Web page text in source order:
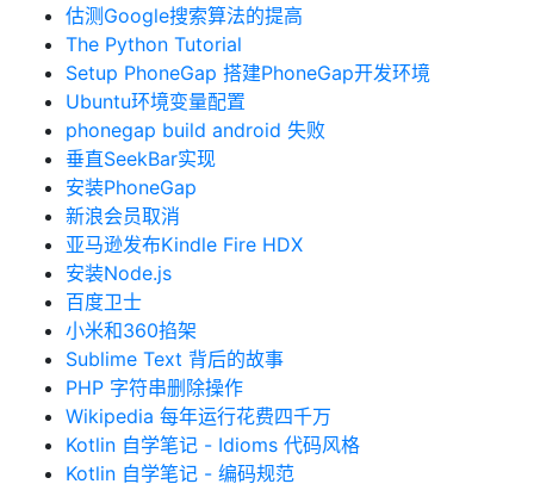
估测Google搜索算法的提高
The Python Tutorial
Setup PhoneGap 搭建PhoneGap开发环境
Ubuntu环境变量配置
phonegap build android 失败
垂直SeekBar实现
安装PhoneGap
新浪会员取消
亚马逊发布Kindle Fire HDX
安装Node.js
百度卫士
小米和360掐架
Sublime Text 背后的故事
PHP 字符串删除操作
Wikipedia 每年运行花费四千万
Kotlin 自学笔记 - Idioms 代码风格
Kotlin 自学笔记 - 编码规范